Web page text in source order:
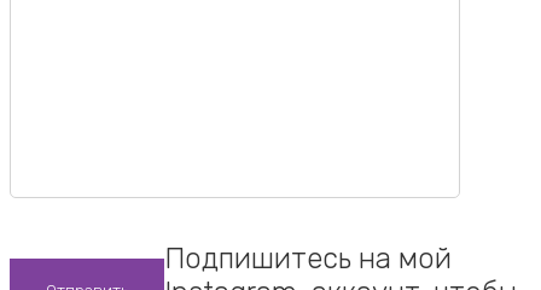
Подпишитесь на мой